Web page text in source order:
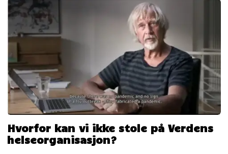
Hvorfor kan vi ikke stole på Verdens
helseorganisasjon?